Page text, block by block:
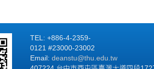
TEL: +886-4-2359-
0121 #23000-23002
Email:deanstu@thu.edu.tw